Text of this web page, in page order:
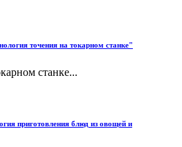
точения на токарном станке"
станке...
приготовления блюд из овощей и